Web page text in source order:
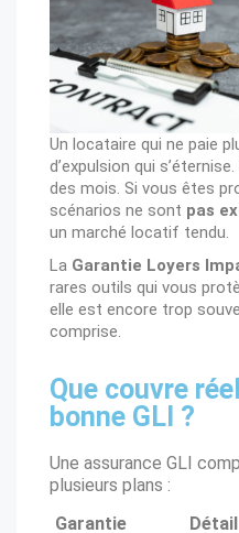
Un locataire qui ne paie
d’expulsion qui
des mois. Si vous êtes
scénarios ne sont pas
un marché locatif tendu.
La Garantie Loyers
rares outils qui vous
elle est encore trop
comprise.
Que couvre
bonne GLI ?
Une assurance GLI
plusieurs plans :
Garantie
Détail